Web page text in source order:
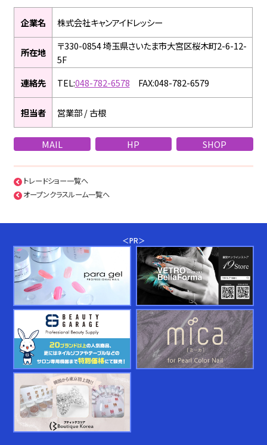
企業名 株式会社キャンアイドレッシー
所在地
〒330-0854 埼玉県さいたま市大宮区桜木町2-6-12-
5F
連絡先
TEL:048-782-6578 FAX:048-782-6579
担当者 営業部 / 古根
MAIL HP SHOP
トレードショー一覧へ
オープンクラスルーム一覧へ
＜PR＞